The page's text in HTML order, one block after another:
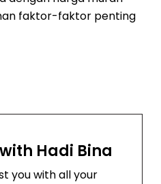
faktor-faktor penting
Hadi Bina
you with all your